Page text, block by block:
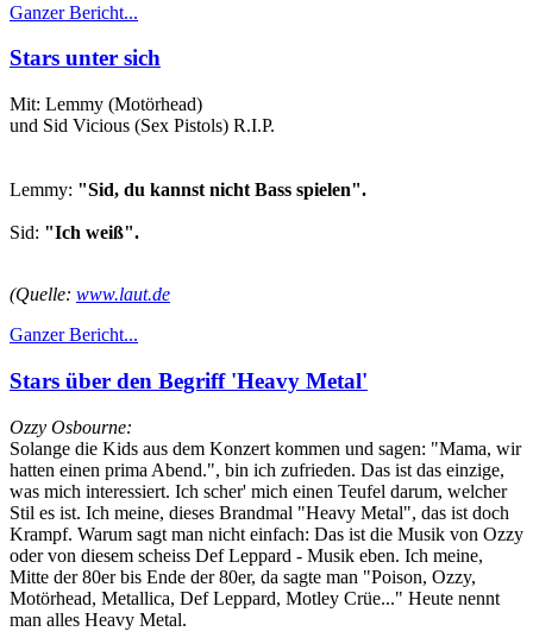
Ganzer Bericht...
Stars unter sich
Mit: Lemmy (Motörhead)
und Sid Vicious (Sex Pistols) R.I.P.
Lemmy: "Sid, du kannst nicht Bass spielen".
Sid: "Ich weiß".
(Quelle: www.laut.de
Ganzer Bericht...
Stars über den Begriff 'Heavy Metal'
Ozzy Osbourne:
Solange die Kids aus dem Konzert kommen und sagen: "Mama, wir
hatten einen prima Abend.", bin ich zufrieden. Das ist das einzige,
was mich interessiert. Ich scher' mich einen Teufel darum, welcher
Stil es ist. Ich meine, dieses Brandmal "Heavy Metal", das ist doch
Krampf. Warum sagt man nicht einfach: Das ist die Musik von Ozzy
oder von diesem scheiss Def Leppard - Musik eben. Ich meine,
Mitte der 80er bis Ende der 80er, da sagte man "Poison, Ozzy,
Motörhead, Metallica, Def Leppard, Motley Crüe..." Heute nennt
man alles Heavy Metal.